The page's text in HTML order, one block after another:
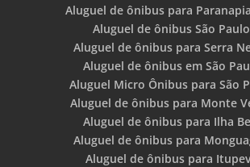
Aluguel de ônibus para
Aluguel de ônibus São Paulo
Aluguel de ônibus para Serra
Aluguel de ônibus em São
Aluguel Micro Ônibus para São
Aluguel de ônibus para Monte
Aluguel de ônibus para Ilha
Aluguel de ônibus para
Aluguel de ônibus para